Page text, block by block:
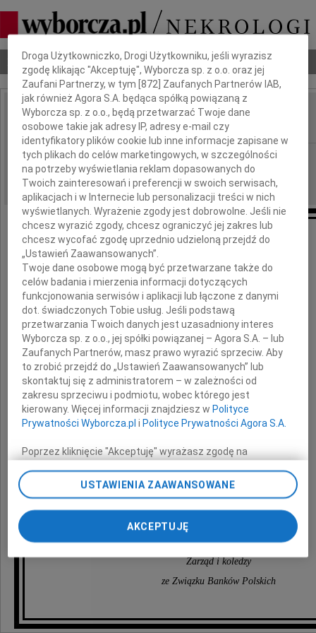
Nekrologi Odeszli Poradnik pogrzebowy
IMIĘ I NAZWISKO: Bohdan Szafrański
REGION: Warszawa
DATA EMISJI: 01.04.2026
Z ogromnym smutkiem
żegnamy
Bohdana
Szafrańskiego
naszego kolegę i dziennikarza.
Odszedł wspaniały człowiek.
Pozostanie na zawsze w naszej pamięci.
Rodzinie i Przyjaciołom
wyrazy najgłębszego współczucia.
Zarząd i koledzy
ze Związku Banków Polskich
Dbamy o Twoją prywatność
Droga Użytkowniczko, Drogi Użytkowniku, jeśli wyrazisz
zgodę klikając "Akceptuję", Wyborcza sp. z o.o. oraz jej
Zaufani Partnerzy, w tym [872 ] Zaufanych Partnerów IAB,
jak również Agora S.A. będąca spółką powiązaną z
Wyborcza sp. z o.o., będą przetwarzać Twoje dane
osobowe takie jak adresy IP, adresy e-mail czy
identyfikatory plików cookie lub inne informacje zapisane w
tych plikach do celów marketingowych, w szczególności
na potrzeby wyświetlania reklam dopasowanych do
Twoich zainteresowań i preferencji w swoich serwisach,
aplikacjach i w Internecie lub personalizacji treści w nich
wyświetlanych. Wyrażenie zgody jest dobrowolne. Jeśli nie
chcesz wyrazić zgody, chcesz ograniczyć jej zakres lub
chcesz wycofać zgodę uprzednio udzieloną przejdź do
„Ustawień Zaawansowanych”.
Twoje dane osobowe mogą być przetwarzane także do
celów badania i mierzenia informacji dotyczących
funkcjonowania serwisów i aplikacji lub łączone z danymi
dot. świadczonych Tobie usług. Jeśli podstawą
przetwarzania Twoich danych jest uzasadniony interes
Wyborcza sp. z o.o., jej spółki powiązanej – Agora S.A. – lub
Zaufanych Partnerów, masz prawo wyrazić sprzeciw. Aby
to zrobić przejdź do „Ustawień Zaawansowanych” lub
skontaktuj się z administratorem – w zależności od
zakresu sprzeciwu i podmiotu, wobec którego jest
kierowany. Więcej informacji znajdziesz w Polityce
Prywatności Wyborcza.pl i Polityce Prywatności Agora S.A.
Poprzez kliknięcie "Akceptuję" wyrażasz zgodę na
Wyborczej sp. z o. o. jej Zaufanych Partnerów i Agora S.A.
na Twoim urządzeniu końcowym. Możesz też w każdej
chwili zmienić swoje preferencje dot. plików cookie,
ponownie wywołując narzędzie do zarządzania Twoimi
preferencjami dot. przetwarzania danych poprzez
przechodząc do sekcji „Ustawienia zaawansowane”.
Zmiana ustawień plików cookie możliwa jest także za
My, nasi Zaufani Partnerzy i Agora S.A. możemy
USTAWIENIA ZAAWANSOWANE
AKCEPTUJĘ